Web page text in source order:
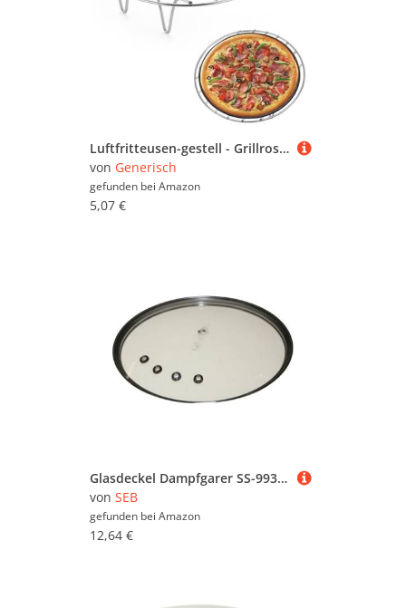
Luftfritteusen-gestell - Grillrost Und Dämpfen Rack - Zubehör Für HeißluftFritteuse - Edelstahl Einlegerost Dampfrost, Kochständer Dampfgarer, Rund Dämpfen Rack Dämpfeinsatz Zum Backen Kochen Braten
von Generisch
gefunden bei Amazon
5,07 €
Glasdeckel Dampfgarer SS-993552 SEB Dampfgarer SS-993552 SEB
von SEB
gefunden bei Amazon
12,64 €